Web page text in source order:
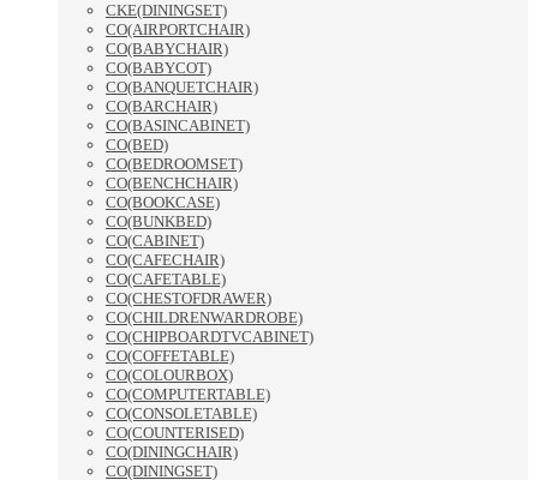
CKE(DININGSET)
CO(AIRPORTCHAIR)
CO(BABYCHAIR)
CO(BABYCOT)
CO(BANQUETCHAIR)
CO(BARCHAIR)
CO(BASINCABINET)
CO(BED)
CO(BEDROOMSET)
CO(BENCHCHAIR)
CO(BOOKCASE)
CO(BUNKBED)
CO(CABINET)
CO(CAFECHAIR)
CO(CAFETABLE)
CO(CHESTOFDRAWER)
CO(CHILDRENWARDROBE)
CO(CHIPBOARDTVCABINET)
CO(COFFETABLE)
CO(COLOURBOX)
CO(COMPUTERTABLE)
CO(CONSOLETABLE)
CO(COUNTERISED)
CO(DININGCHAIR)
CO(DININGSET)